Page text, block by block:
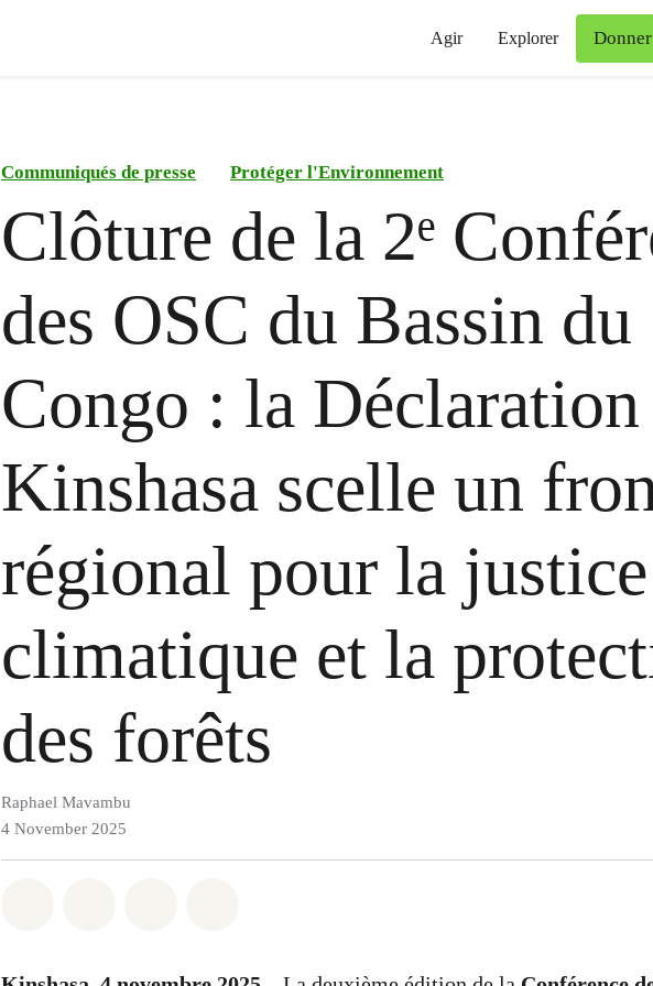
Agir Explorer Donner
Communiqués de presse Protéger l'Environnement
Clôture de la 2ᵉ
des OSC du Bassin du
Congo : la Déclaration
Kinshasa scelle un
régional pour la justice
climatique et la
des forêts
Raphael Mavambu
4 November 2025